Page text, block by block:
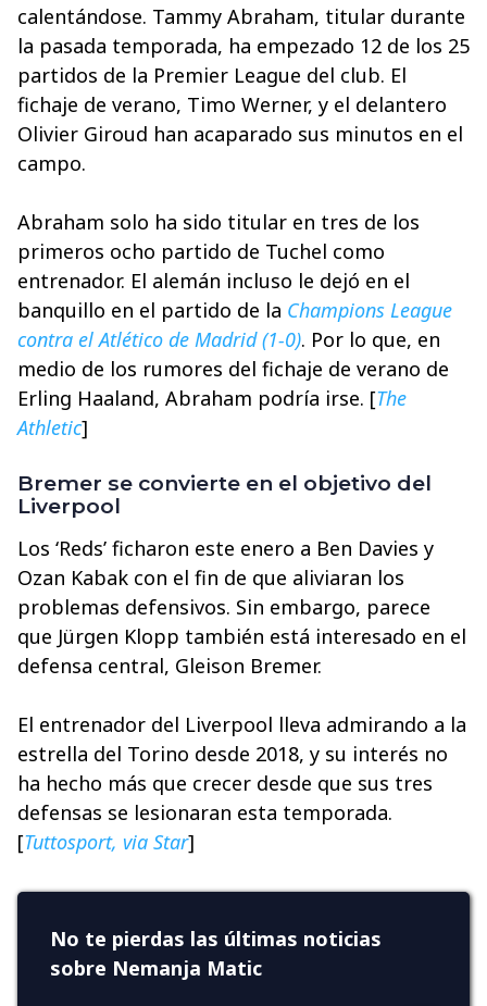
calentándose. Tammy Abraham, titular durante
la pasada temporada, ha empezado 12 de los 25
partidos de la Premier League del club. El
fichaje de verano, Timo Werner, y el delantero
Olivier Giroud han acaparado sus minutos en el
campo.
Abraham solo ha sido titular en tres de los
primeros ocho partido de Tuchel como
entrenador. El alemán incluso le dejó en el
banquillo en el partido de la Champions League
contra el Atlético de Madrid (1-0). Por lo que, en
medio de los rumores del fichaje de verano de
Erling Haaland, Abraham podría irse. [The
Athletic]
Bremer se convierte en el objetivo del
Liverpool
Los ‘Reds’ ficharon este enero a Ben Davies y
Ozan Kabak con el fin de que aliviaran los
problemas defensivos. Sin embargo, parece
que Jürgen Klopp también está interesado en el
defensa central, Gleison Bremer.
El entrenador del Liverpool lleva admirando a la
estrella del Torino desde 2018, y su interés no
ha hecho más que crecer desde que sus tres
defensas se lesionaran esta temporada.
[Tuttosport, via Star]
No te pierdas las últimas noticias
sobre Nemanja Matic